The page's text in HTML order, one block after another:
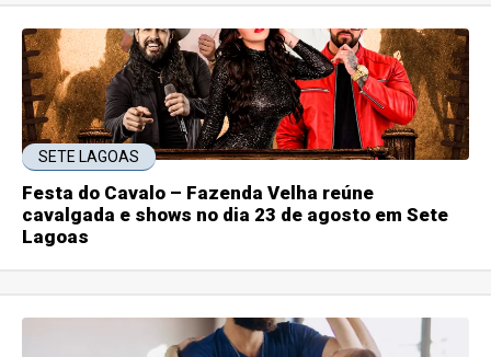
SETE LAGOAS
Festa do Cavalo – Fazenda Velha reúne
cavalgada e shows no dia 23 de agosto em Sete
Lagoas